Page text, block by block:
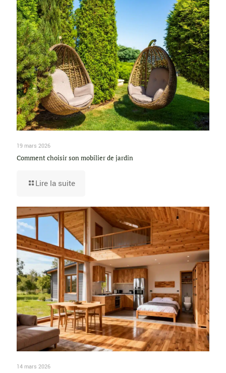
19 mars 2026
Comment choisir son mobilier de jardin
Lire la suite
14 mars 2026